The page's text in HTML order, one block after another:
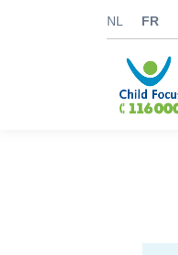
NL FR